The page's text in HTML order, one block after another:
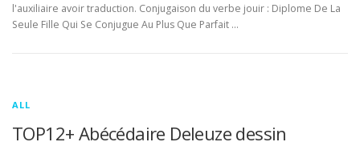
l'auxiliaire avoir traduction. Conjugaison du verbe jouir : Diplome De La
Seule Fille Qui Se Conjugue Au Plus Que Parfait …
ALL
TOP12+ Abécédaire Deleuze dessin